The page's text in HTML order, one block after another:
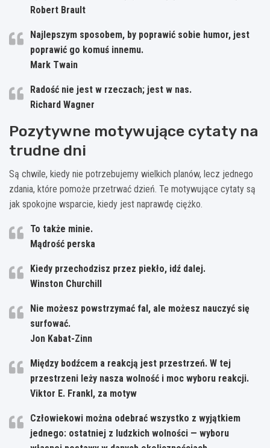
Robert Brault
Najlepszym sposobem, by poprawić sobie humor, jest
poprawić go komuś innemu.
Mark Twain
Radość nie jest w rzeczach; jest w nas.
Richard Wagner
Pozytywne motywujące cytaty na
trudne dni
Są chwile, kiedy nie potrzebujemy wielkich planów, lecz jednego
zdania, które pomoże przetrwać dzień. Te motywujące cytaty są
jak spokojne wsparcie, kiedy jest naprawdę ciężko.
To także minie.
Mądrość perska
Kiedy przechodzisz przez piekło, idź dalej.
Winston Churchill
Nie możesz powstrzymać fal, ale możesz nauczyć się
surfować.
Jon Kabat-Zinn
Między bodźcem a reakcją jest przestrzeń. W tej
przestrzeni leży nasza wolność i moc wyboru reakcji.
Viktor E. Frankl, za motyw
Człowiekowi można odebrać wszystko z wyjątkiem
jednego: ostatniej z ludzkich wolności — wyboru